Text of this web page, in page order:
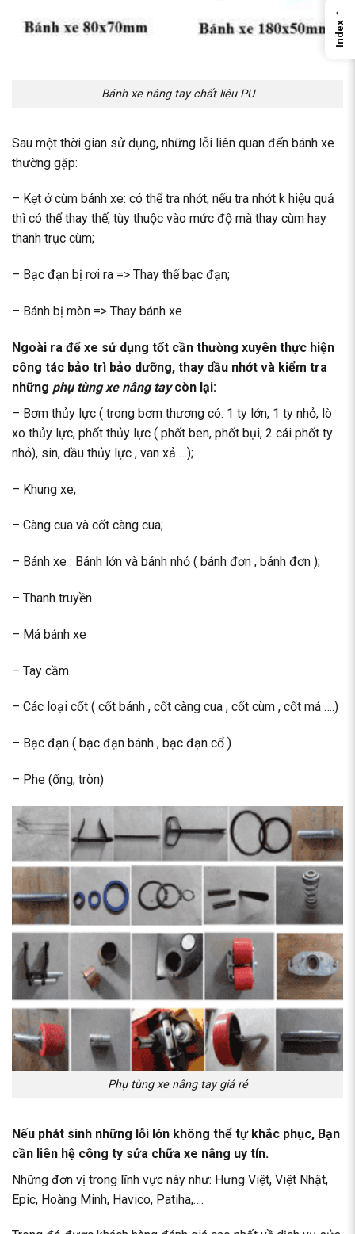
Bánh xe nâng tay chất liệu PU
Sau một thời gian sử dụng, những lỗi liên quan đến bánh xe
thường gặp:
– Kẹt ở cùm bánh xe: có thể tra nhớt, nếu tra nhớt k hiệu quả
thì có thể thay thế, tùy thuộc vào mức độ mà thay cùm hay
thanh trục cùm;
– Bạc đạn bị rơi ra => Thay thế bạc đạn;
– Bánh bị mòn => Thay bánh xe
Ngoài ra để xe sử dụng tốt cần thường xuyên thực hiện
công tác bảo trì bảo dưỡng, thay dầu nhớt và kiểm tra
những phụ tùng xe nâng taycòn lại:
– Bơm thủy lực ( trong bơm thương có: 1 ty lớn, 1 ty nhỏ, lò
xo thủy lực, phốt thủy lực ( phốt ben, phốt bụi, 2 cái phốt ty
nhỏ), sin, dầu thủy lực , van xả …);
– Khung xe;
– Càng cua và cốt càng cua;
– Bánh xe : Bánh lớn và bánh nhỏ ( bánh đơn , bánh đơn );
– Thanh truyền
– Má bánh xe
– Tay cầm
– Các loại cốt ( cốt bánh , cốt càng cua , cốt cùm , cốt má ….)
– Bạc đạn ( bạc đạn bánh , bạc đạn cổ )
– Phe (ống, tròn)
Phụ tùng xe nâng tay giá rẻ
Nếu phát sinh những lỗi lớn không thể tự khắc phục, Bạn
cần liên hệ công ty sửa chữa xe nâng uy tín.
Những đơn vị trong lĩnh vực này như: Hưng Việt, Việt Nhật,
Epic, Hoàng Minh, Havico, Patiha,….
←
Index